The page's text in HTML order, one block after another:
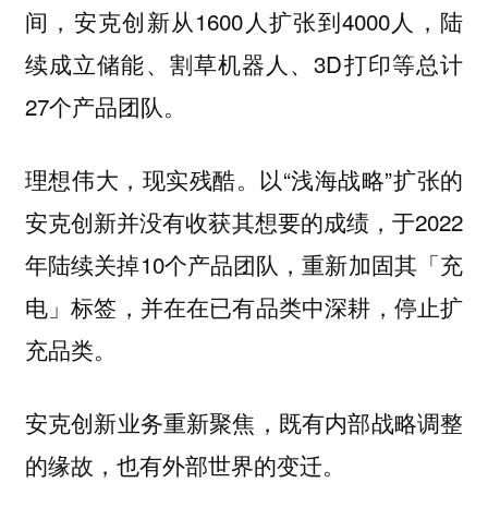
间，安克创新从1600人扩张到4000人，陆
续成立储能、割草机器人、3D打印等总计
27个产品团队。
理想伟大，现实残酷。以“浅海战略”扩张的
安克创新并没有收获其想要的成绩，于2022
年陆续关掉10个产品团队，重新加固其「充
电」标签，并在在已有品类中深耕，停止扩
充品类。
安克创新业务重新聚焦，既有内部战略调整
的缘故，也有外部世界的变迁。